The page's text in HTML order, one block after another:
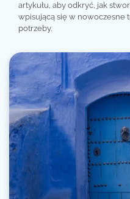
artykułu, aby odkryć, jak
wpisującą się w nowoczesne
potrzeby.